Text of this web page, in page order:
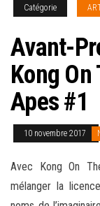
Catégorie
Avant-
Kong
Apes #1
10 novembre 2017
Avec Kong On
mélanger la